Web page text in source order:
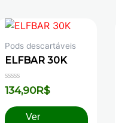
Pods descartáveis
ELFBAR 30K
Avaliação
0
5
134,90R$
Ver